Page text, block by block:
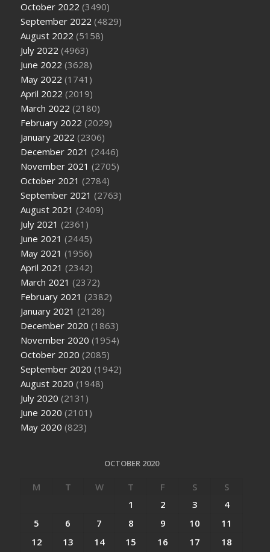
October 2022 (3490)
September 2022 (4829)
August 2022 (5158)
July 2022 (4963)
June 2022 (3628)
May 2022 (1741)
April 2022 (2019)
March 2022 (2180)
February 2022 (2029)
January 2022 (2306)
December 2021 (2446)
November 2021 (2705)
October 2021 (2784)
September 2021 (2763)
August 2021 (2409)
July 2021 (2361)
June 2021 (2445)
May 2021 (1956)
April 2021 (2342)
March 2021 (2372)
February 2021 (2382)
January 2021 (2128)
December 2020 (1863)
November 2020 (1954)
October 2020 (2085)
September 2020 (1942)
August 2020 (1948)
July 2020 (2131)
June 2020 (2101)
May 2020 (823)
OCTOBER 2020
M T W T F S
S
1
2 3
4
5
6 7 8 9 10
11
12
13 14 15 16 17 18